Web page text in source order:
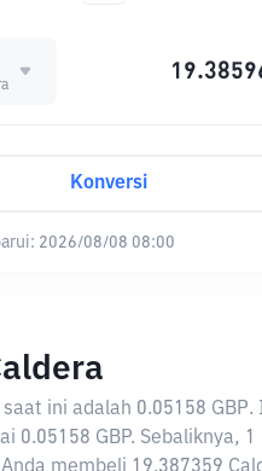
Konversi
2026/08/08 08:00
saat ini adalah 0.05158 GBP.
0.05158 GBP. Sebaliknya, 1